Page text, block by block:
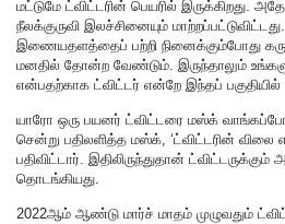
மட்டுமே ட்விட்டரின் பெயரில்
நீலக்குருவி இலச்சினையும்
இணையதளத்தைப் பற்றி நினைக்கும்போது
மனதில் தோன்ற வேண்டும். இருந்தாலும்
என்பதற்காக ட்விட்டர் என்றே இந்தப் பகுதியில்
யாரோ ஒரு பயனர் ட்விட்டரை மஸ்க்
சென்று பதிலளித்த மஸ்க், ‘ட்விட்டரின்
பதிவிட்டார். இதிலிருந்துதான் ட்விட்டருக்கும்
தொடங்கியது.
2022ஆம் ஆண்டு மார்ச் மாதம் முழுவதும்